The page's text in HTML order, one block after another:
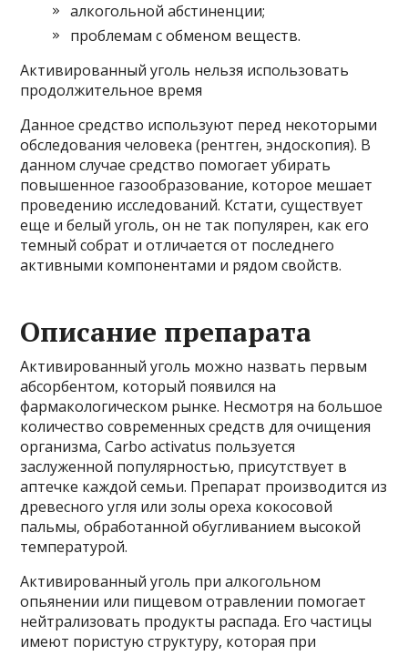
алкогольной абстиненции;
проблемам с обменом веществ.
Активированный уголь нельзя использовать
продолжительное время
Данное средство используют перед некоторыми
обследования человека (рентген, эндоскопия). В
данном случае средство помогает убирать
повышенное газообразование, которое мешает
проведению исследований. Кстати, существует
еще и белый уголь, он не так популярен, как его
темный собрат и отличается от последнего
активными компонентами и рядом свойств.
Описание препарата
Активированный уголь можно назвать первым
абсорбентом, который появился на
фармакологическом рынке. Несмотря на большое
количество современных средств для очищения
организма, Carbo activatus пользуется
заслуженной популярностью, присутствует в
аптечке каждой семьи. Препарат производится из
древесного угля или золы ореха кокосовой
пальмы, обработанной обугливанием высокой
температурой.
Активированный уголь при алкогольном
опьянении или пищевом отравлении помогает
нейтрализовать продукты распада. Его частицы
имеют пористую структуру, которая при